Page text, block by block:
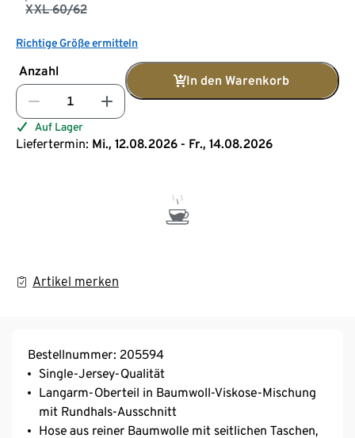
XXL 60/62
Richtige Größe ermitteln
Anzahl
In den Warenkorb
Auf Lager
Liefertermin: Mi., 12.08.2026 - Fr., 14.08.2026
Artikel merken
Bestellnummer: 205594
Single-Jersey-Qualität
Langarm-Oberteil in Baumwoll-Viskose-Mischung
mit Rundhals-Ausschnitt
Hose aus reiner Baumwolle mit seitlichen Taschen,